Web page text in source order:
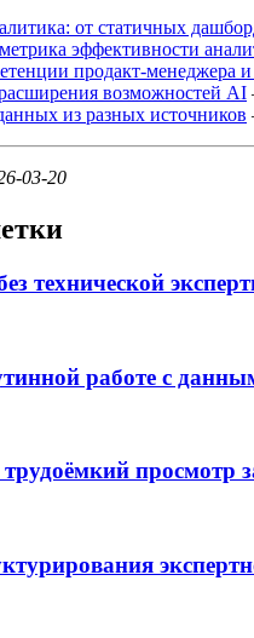
от статичных
эффективности
продакт-менеджера
возможностей AI
из разных источников
03-20
технической
работе с
просмотр